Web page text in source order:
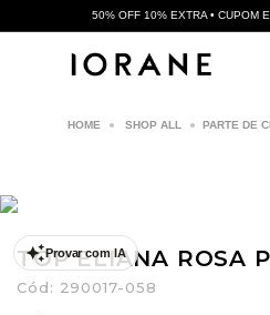
50% OFF 10% EXTRA • CUPOM
SHOP ALL PARTE DE
Provar com IA
TOP ELIANA ROSA
Cód: 290017-058